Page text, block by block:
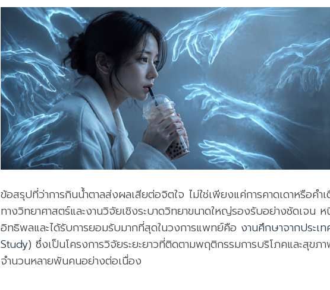
ข้อสรุปที่ว่าการกินน้ำตาลส่งผลเสียต่อจิตใจ ไม่ใช่เพียงแค่การคาดเดาหรือค
ทางวิทยาศาสตร์และงานวิจัยเชิงระบาดวิทยาขนาดใหญ่รองรับอย่างชัดเจน
อิทธิพลและได้รับการยอมรับมากที่สุดในวงการแพทย์คือ งานศึกษาจากประ
Study) ซึ่งเป็นโครงการวิจัยระยะยาวที่ติดตามพฤติกรรมการบริโภคและสุขภ
จำนวนหลายพันคนอย่างต่อเนื่อง